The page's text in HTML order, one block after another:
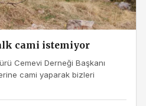
cami istemiyor
Cemevi Derneği Başkanı
cami yaparak bizleri